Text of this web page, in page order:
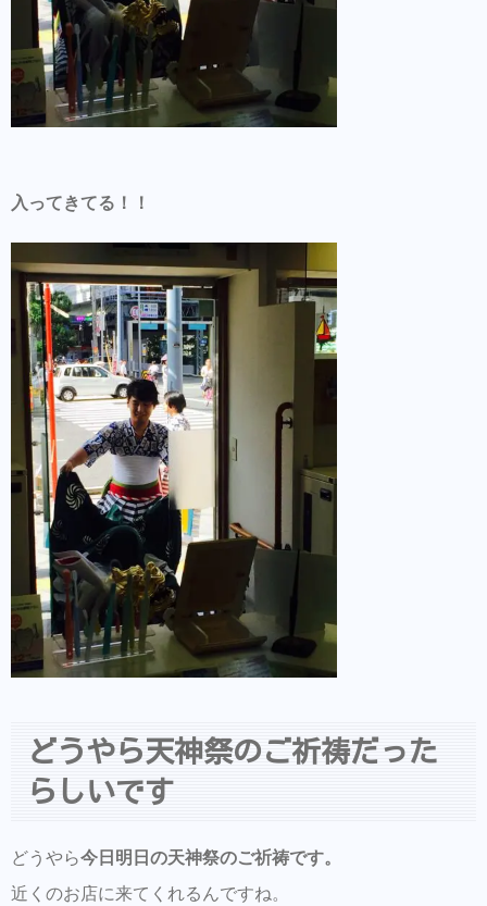
入ってきてる！！
どうやら天神祭のご祈祷だった
らしいです
どうやら今日明日の天神祭のご祈祷です。
近くのお店に来てくれるんですね。